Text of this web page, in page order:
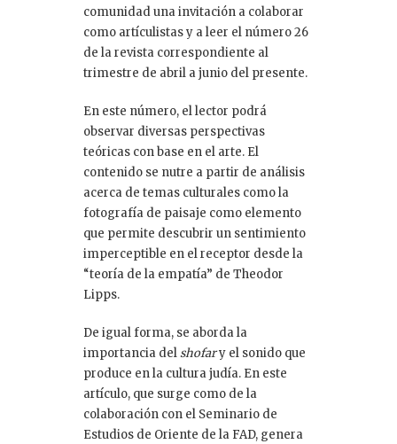
comunidad una invitación a colaborar
como artículistas y a leer el número 26
de la revista correspondiente al
trimestre de abril a junio del presente.
En este número, el lector podrá
observar diversas perspectivas
teóricas con base en el arte. El
contenido se nutre a partir de análisis
acerca de temas culturales como la
fotografía de paisaje como elemento
que permite descubrir un sentimiento
imperceptible en el receptor desde la
“teoría de la empatía” de Theodor
Lipps.
De igual forma, se aborda la
importancia delshofary el sonido que
produce en la cultura judía. En este
artículo, que surge como de la
colaboración con el Seminario de
Estudios de Oriente de la FAD, genera